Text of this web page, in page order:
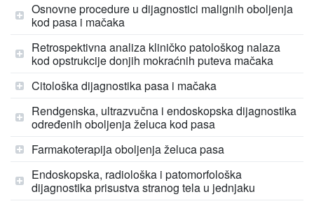
Osnovne procedure u dijagnostici malignih oboljenja
kod pasa i mačaka
Retrospektivna analiza kliničko patološkog nalaza
kod opstrukcije donjih mokraćnih puteva mačaka
Citološka dijagnostika pasa i mačaka
Rendgenska, ultrazvučna i endoskopska dijagnostika
određenih oboljenja želuca kod pasa
Farmakoterapija oboljenja želuca pasa
Endoskopska, radiološka i patomorfološka
dijagnostika prisustva stranog tela u jednjaku